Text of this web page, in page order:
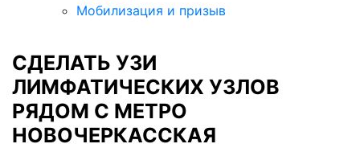
Мобилизация и призыв
СДЕЛАТЬ УЗИ
ЛИМФАТИЧЕСКИХ УЗЛОВ
РЯДОМ С МЕТРО
НОВОЧЕРКАССКАЯ